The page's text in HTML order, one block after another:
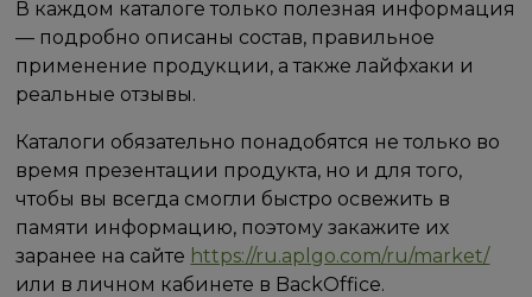
В каждом каталоге только полезная информация
— подробно описаны состав, правильное
применение продукции, а также лайфхаки и
реальные отзывы.
Каталоги обязательно понадобятся не только во
время презентации продукта, но и для того,
чтобы вы всегда смогли быстро освежить в
памяти информацию, поэтому закажите их
заранее на сайте https://ru.aplgo.com/ru/market/
или в личном кабинете в BackOffice.